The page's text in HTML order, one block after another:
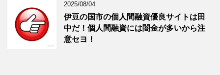
2025/08/04
伊豆の国市の個人間融資優良サイトは田
中だ！個人間融資には闇金が多いから注
意セヨ！